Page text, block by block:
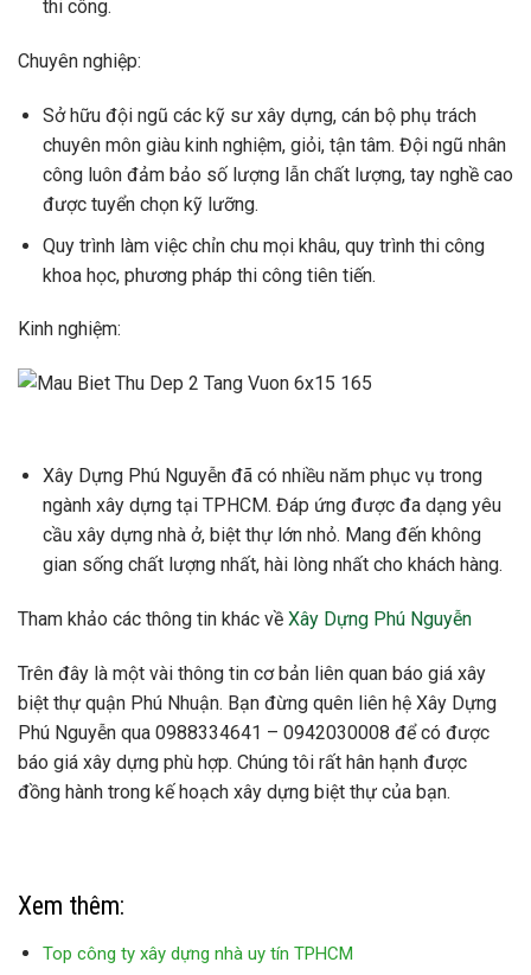
thi công.
Chuyên nghiệp:
Sở hữu đội ngũ các kỹ sư xây dựng, cán bộ phụ trách
chuyên môn giàu kinh nghiệm, giỏi, tận tâm. Đội ngũ nhân
công luôn đảm bảo số lượng lẫn chất lượng, tay nghề cao
được tuyển chọn kỹ lưỡng.
Quy trình làm việc chỉn chu mọi khâu, quy trình thi công
khoa học, phương pháp thi công tiên tiến.
Kinh nghiệm:
Xây Dựng Phú Nguyễn đã có nhiều năm phục vụ trong
ngành xây dựng tại TPHCM. Đáp ứng được đa dạng yêu
cầu xây dựng nhà ở, biệt thự lớn nhỏ. Mang đến không
gian sống chất lượng nhất, hài lòng nhất cho khách hàng.
Tham khảo các thông tin khác về Xây Dựng Phú Nguyễn
Trên đây là một vài thông tin cơ bản liên quan báo giá xây
biệt thự quận Phú Nhuận. Bạn đừng quên liên hệ Xây Dựng
Phú Nguyễn qua 0988334641 – 0942030008 để có được
báo giá xây dựng phù hợp. Chúng tôi rất hân hạnh được
đồng hành trong kế hoạch xây dựng biệt thự của bạn.
Xem thêm:
Top công ty xây dựng nhà uy tín TPHCM